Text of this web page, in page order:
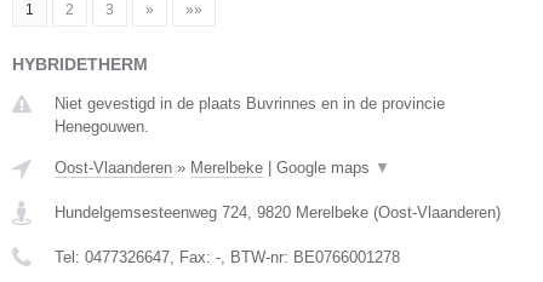
1 2 3 » »»
HYBRIDETHERM
Niet gevestigd in de plaats Buvrinnes en in de provincie
Henegouwen.
Oost-Vlaanderen » Merelbeke Google maps ▼
Hundelgemsesteenweg 724, 9820 Merelbeke (Oost-Vlaanderen)
Tel: 0477326647, Fax: -, BTW-nr: BE0766001278